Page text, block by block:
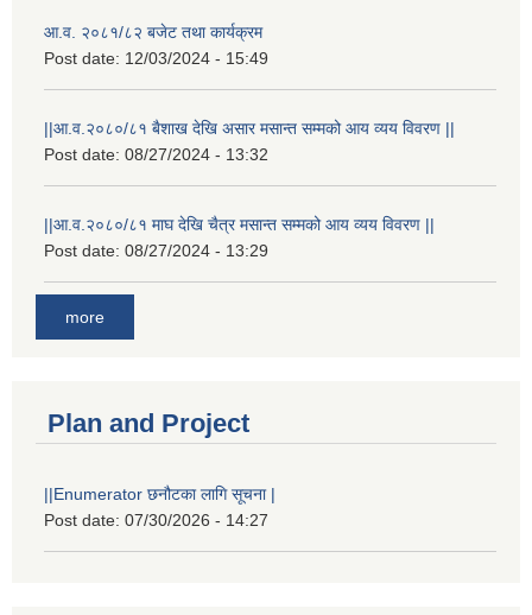
आ.व. २०८१/८२ बजेट तथा कार्यक्रम
Post date: 12/03/2024 - 15:49
||आ.व.२०८०/८१ बैशाख देखि असार मसान्त सम्मको आय व्यय विवरण ||
Post date: 08/27/2024 - 13:32
||आ.व.२०८०/८१ माघ देखि चैत्र मसान्त सम्मको आय व्यय विवरण ||
Post date: 08/27/2024 - 13:29
more
Plan and Project
||Enumerator छनौटका लागि सूचना |
Post date: 07/30/2026 - 14:27